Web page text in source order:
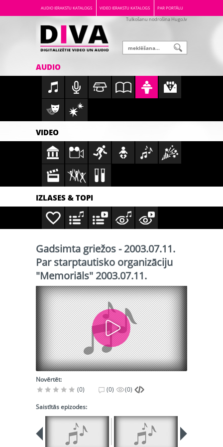
AUDIO IERAKSTU KATALOGS VIDEO IERAKSTU KATALOGS PAR PORTĀLU
Tulkošanu nodrošina Hugo.lv
AUDIO
VIDEO
IZLASES & TOPI
Gadsimta griežos - 2003.07.11.
Par starptautisko organizāciju
"Memoriāls" 2003.07.11.
Novērtēt:
(0)
(0) (0)
Saistītās epizodes: